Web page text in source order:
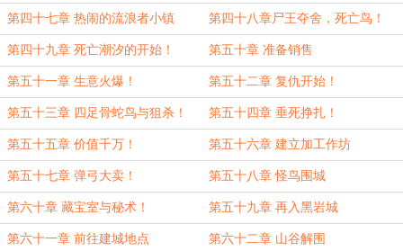
第四十七章 热闹的流浪者小镇 第四十八章尸王夺舍，死亡鸟！
第四十九章 死亡潮汐的开始！ 第五十章 准备销售
第五十一章 生意火爆！ 第五十二章 复仇开始！
第五十三章 四足骨蛇鸟与狙杀！ 第五十四章 垂死挣扎！
第五十五章 价值千万！ 第五十六章 建立加工作坊
第五十七章 弹弓大卖！ 第五十八章 怪鸟围城
第六十章 藏宝室与秘术！ 第五十九章 再入黑岩城
第六十一章 前往建城地点 第六十二章 山谷解围